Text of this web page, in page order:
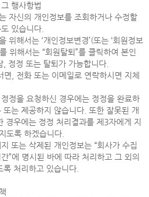
행사항법
자신의 개인정보를 조회하거나 수정할
있습니다.
위해서는 ‘개인정보변경’(또는 ‘회원정보
위해서는 “회원탈퇴”를 클릭하여 본인
정정 또는 탈퇴가 가능합니다.
, 전화 또는 이메일로 연락하시면 지체
정을 요청하신 경우에는 정정을 완료하
는 제공하지 않습니다. 또한 잘못된 개
경우에는 정정 처리결과를 제3자에게 지
도록 하겠습니다.
또는 삭제된 개인정보는 “회사가 수집
”에 명시된 바에 따라 처리하고 그 외의
록 처리하고 있습니다.